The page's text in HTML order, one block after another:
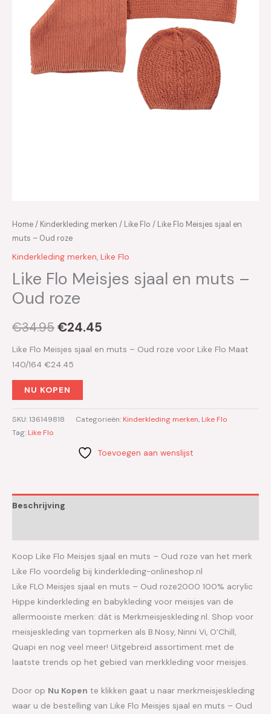
Home/ Kinderkleding merken / Like Flo / Like Flo Meisjes sjaal en
muts – Oud roze
Kinderkleding merken, Like Flo
Like Flo Meisjes sjaal en muts –
Oud roze
€34.95€24.45
Like Flo Meisjes sjaal en muts – Oud roze voor Like Flo Maat
140/164 €24.45
NU KOPEN
SKU:136149818 Categorieën: Kinderkleding merken, Like Flo
Tag: Like Flo
Toevoegen aan wenslijst
Beschrijving
Koop Like Flo Meisjes sjaal en muts – Oud roze van het merk
Like Flo voordelig bij kinderkleding-onlineshop.nl
Like FLO Meisjes sjaal en muts – Oud roze2000 100% acrylic
Hippe kinderkleding en babykleding voor meisjes van de
allermooiste merken: dát is Merkmeisjeskleding.nl. Shop voor
meisjeskleding van topmerken als B.Nosy, Ninni Vi, O’Chill,
Quapi en nog veel meer! Uitgebreid assortiment met de
laatste trends op het gebied van merkkleding voor meisjes.
Door op Nu Kopen te klikken gaat u naar merkmeisjeskleding
waar u de bestelling van Like Flo Meisjes sjaal en muts – Oud